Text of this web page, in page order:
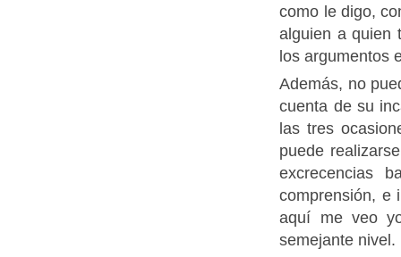
como le digo,
alguien a quien
los argumentos
Además, no
cuenta de su
las tres
puede
excrecencias
comprensión, e
aquí me veo
semejante nivel.